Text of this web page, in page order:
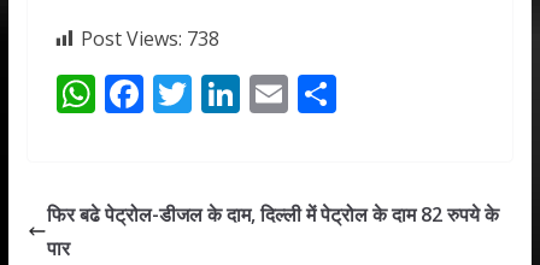
Post Views: 738
W
s
F
b
T
er
Li
e
E
l
S
e
फिर बढे पेट्रोल-डीजल के दाम, दिल्ली में पेट्रोल के दाम 82 रुपये के
पार